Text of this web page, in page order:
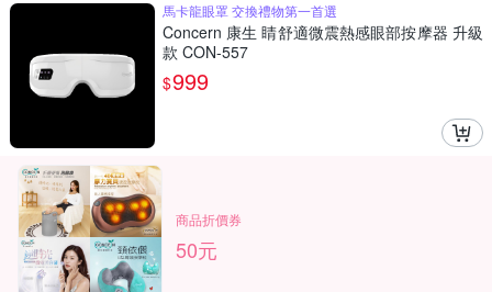
馬卡龍眼罩 交換禮物第一首選
Concern 康生 睛舒適微震熱感眼部按摩器 升級
款 CON-557
$999
商品折價券
50元